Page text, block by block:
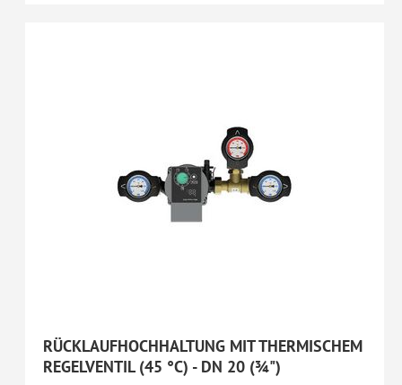
RÜCKLAUFHOCHHALTUNG MIT THERMISCHEM
REGELVENTIL (45 °C) - DN 20 (¾")